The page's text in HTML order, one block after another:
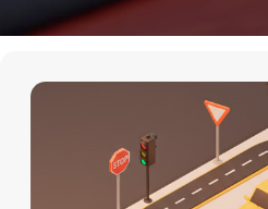
+7 (911) 920-15-22
Теория Онлайн